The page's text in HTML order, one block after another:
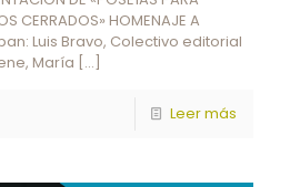
CERRADOS» HOMENAJE A
Luis Bravo, Colectivo editorial
María […]
Leer más